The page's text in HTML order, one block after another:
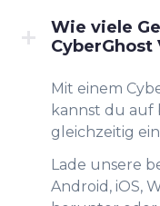
Wie viele
CyberGhost
Mit einem
kannst du auf
gleichzeitig
Lade unsere
Android, iOS,